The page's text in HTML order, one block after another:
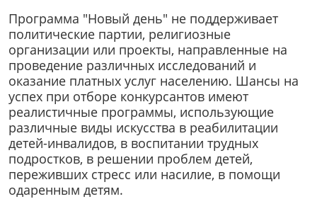
Программа "Новый день" не поддерживает
политические партии, религиозные
организации или проекты, направленные на
проведение различных исследований и
оказание платных услуг населению. Шансы на
успех при отборе конкурсантов имеют
реалистичные программы, использующие
различные виды искусства в реабилитации
детей-инвалидов, в воспитании трудных
подростков, в решении проблем детей,
переживших стресс или насилие, в помощи
одаренным детям.